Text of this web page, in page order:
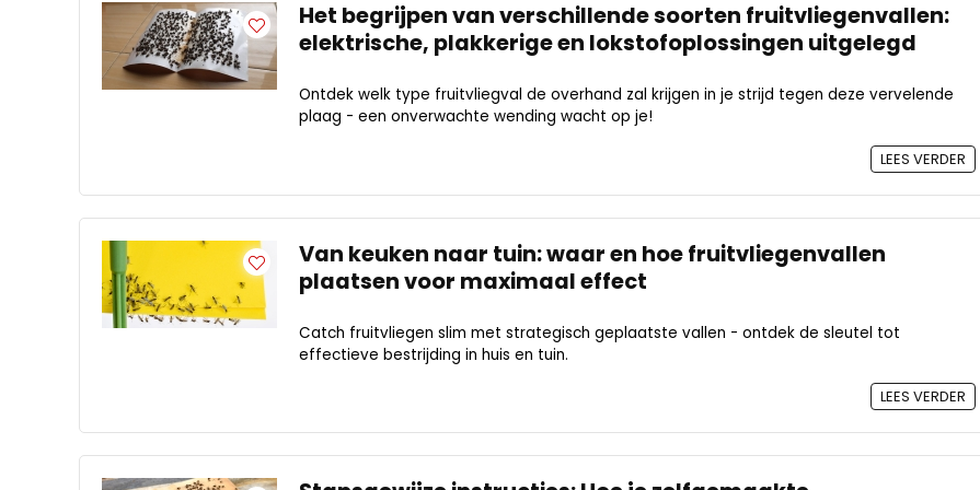
Het begrijpen van verschillende soorten fruitvliegenvallen:
elektrische, plakkerige en lokstofoplossingen uitgelegd
Ontdek welk type fruitvliegval de overhand zal krijgen in je strijd tegen deze vervelende
plaag - een onverwachte wending wacht op je!
LEES VERDER
Van keuken naar tuin: waar en hoe fruitvliegenvallen
plaatsen voor maximaal effect
Catch fruitvliegen slim met strategisch geplaatste vallen - ontdek de sleutel tot
effectieve bestrijding in huis en tuin.
LEES VERDER